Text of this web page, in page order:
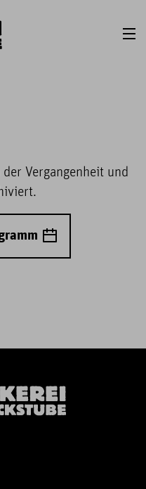
Vergangenheit und